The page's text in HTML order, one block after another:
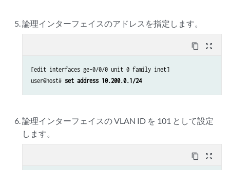
論理インターフェイスのアドレスを指定します。
content_copy zoom_out_map
[edit interfaces ge-0/0/0 unit 0 family inet]
user@host# set address 10.200.0.1/24
論理インターフェイスの VLAN ID を 101 として設定
します。
content_copy zoom_out_map